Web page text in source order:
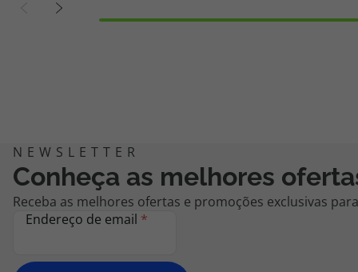
Conheça as melhores
Receba as melhores ofertas e promoções exclusivas
Endereço de email *